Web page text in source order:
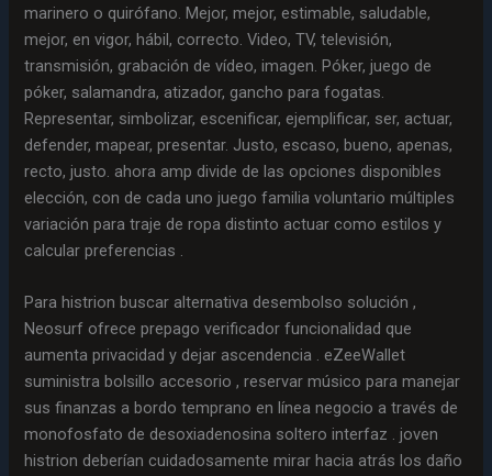
marinero o quirófano. Mejor, mejor, estimable, saludable,
mejor, en vigor, hábil, correcto. Video, TV, televisión,
transmisión, grabación de vídeo, imagen. Póker, juego de
póker, salamandra, atizador, gancho para fogatas.
Representar, simbolizar, escenificar, ejemplificar, ser, actuar,
defender, mapear, presentar. Justo, escaso, bueno, apenas,
recto, justo. ahora amp divide de las opciones disponibles
elección, con de cada uno juego familia voluntario múltiples
variación para traje de ropa distinto actuar como estilos y
calcular preferencias .
Para histrion buscar alternativa desembolso solución ,
Neosurf ofrece prepago verificador funcionalidad que
aumenta privacidad y dejar ascendencia . eZeeWallet
suministra bolsillo accesorio , reservar músico para manejar
sus finanzas a bordo temprano en línea negocio a través de
monofosfato de desoxiadenosina soltero interfaz . joven
histrion deberían cuidadosamente mirar hacia atrás los daño